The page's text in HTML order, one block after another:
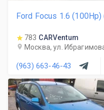
Ford Focus 1.6 (100Hp)
783 CARVentum
Москва, ул.
(963) 663-46-43